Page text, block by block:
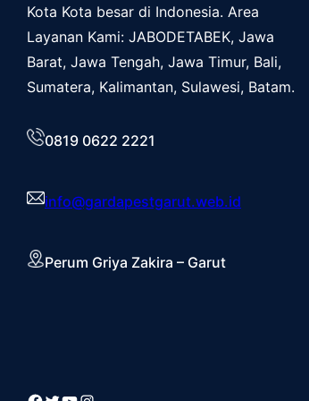
Kota Kota besar di Indonesia. Area
Layanan Kami: JABODETABEK, Jawa
Barat, Jawa Tengah, Jawa Timur, Bali,
Sumatera, Kalimantan, Sulawesi, Batam.
0819 0622 2221
info@gardapestgarut.web.id
Perum Griya Zakira – Garut